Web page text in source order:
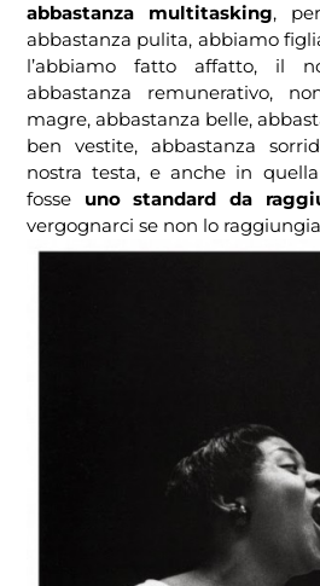
abbastanza multitasking,
abbastanza pulita, abbiamo
l’abbiamo fatto affatto, il
abbastanza remunerativo,
magre, abbastanza belle,
ben vestite, abbastanza
nostra testa, e anche in
fosse uno standard da
vergognarci se non lo